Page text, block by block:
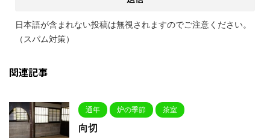
日本語が含まれない投稿は無視されますのでご注意ください。
（スパム対策）
関連記事
通年 炉の季節 茶室
向切